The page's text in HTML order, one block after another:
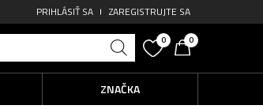
PRIHLÁSIŤ SA ZAREGISTRUJTE SA
0 0
ZNAČKA